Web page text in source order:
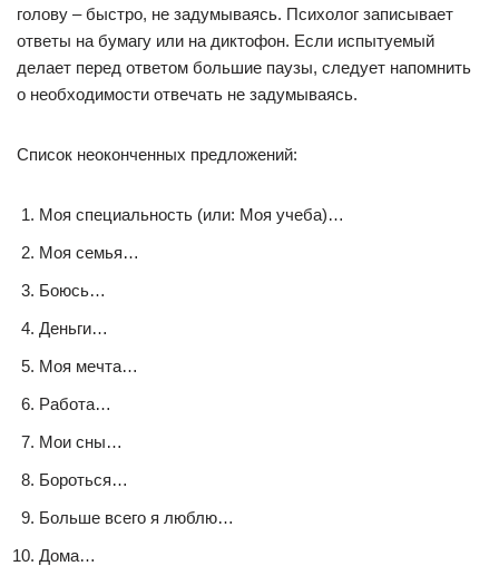
голову – быстро, не задумываясь. Психолог записывает
ответы на бумагу или на диктофон. Если испытуемый
делает перед ответом большие паузы, следует напомнить
о необходимости отвечать не задумываясь.
Список неоконченных предложений:
Моя специальность (или: Моя учеба)…
Моя семья…
Боюсь…
Деньги…
Моя мечта…
Работа…
Мои сны…
Бороться…
Больше всего я люблю…
Дома…